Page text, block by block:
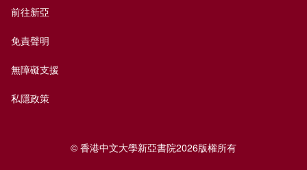
前往新亞
免責聲明
無障礙支援
私隱政策
© 香港中文大學新亞書院2026版權所有